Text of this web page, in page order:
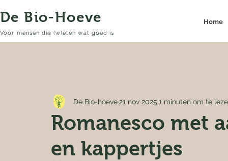
Romanesco met
en kappertjes
De Bio-hoeve 21 nov 2025 1 minuten om te
De Bio-Hoeve
Voor mensen die (w)eten wat goed is
Home